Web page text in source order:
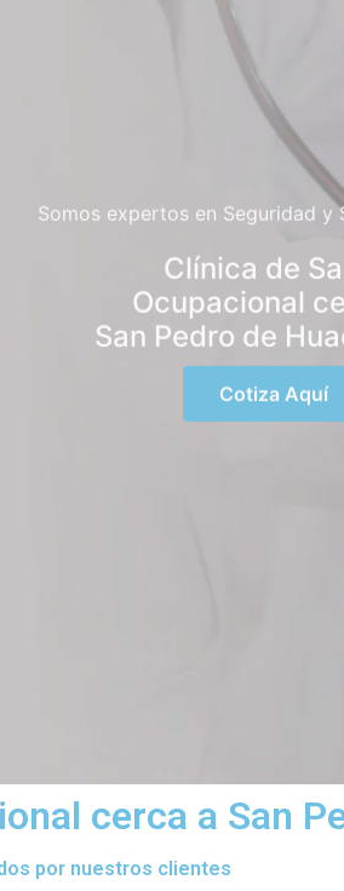
Somos expertos en Seguridad y
Clínica de
Ocupacional
San Pedro de
Cotiza Aquí
cerca a San
por nuestros clientes